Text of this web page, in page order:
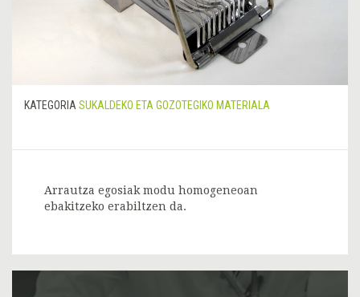
KATEGORIA SUKALDEKO ETA GOZOTEGIKO MATERIALA
Arrautza egosiak modu homogeneoan
ebakitzeko erabiltzen da.